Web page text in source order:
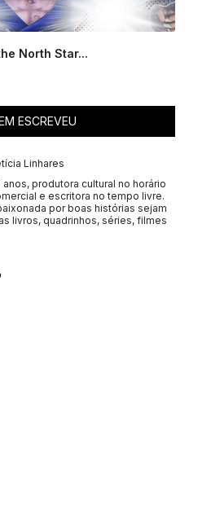
North Star...
ESCREVEU
Linhares
anos, produtora cultural no horário
e escritora no tempo livre.
por boas histórias sejam
livros, quadrinhos, séries, filmes